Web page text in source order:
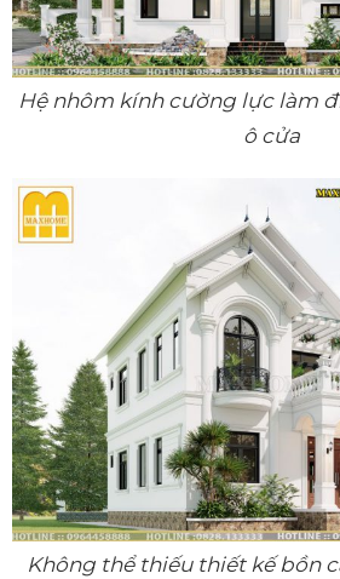
Hệ nhôm kính cường lực làm
ô cửa
Không thể thiếu thiết kế bồn